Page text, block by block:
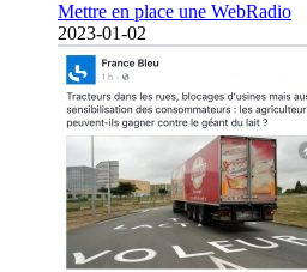
Mettre en place une WebRadio
2023-01-02